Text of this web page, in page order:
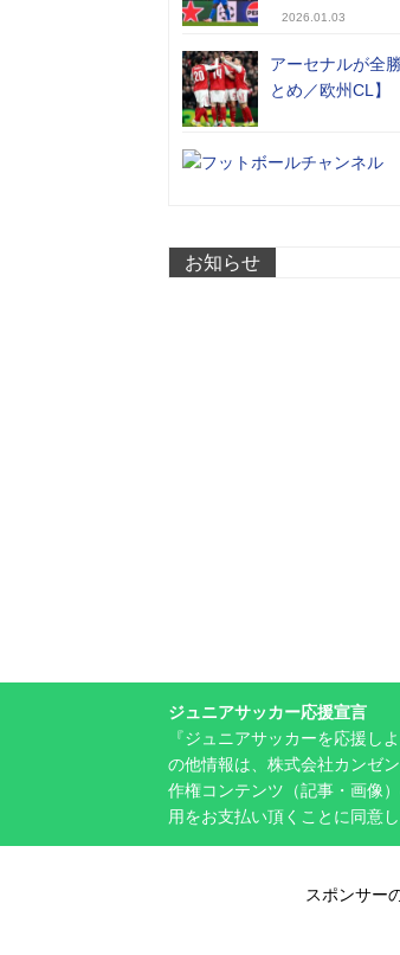
2026.01.03
アーセナルが全
とめ／欧州CL】
お知らせ
ジュニアサッカー応援宣言
『ジュニアサッカーを応援し
の他情報は、株式会社カンゼ
作権コンテンツ（記事・画像
用をお支払い頂くことに同意
スポンサー